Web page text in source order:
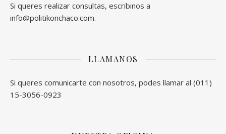
Si queres realizar consultas, escribinos a
info@politikonchaco.com.
LLAMANOS
Si queres comunicarte con nosotros, podes llamar al (011)
15-3056-0923